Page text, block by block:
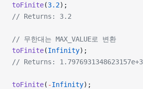
toFinite(3.2);
// Returns: 3.2
// 무한대는 MAX_VALUE로 변환
toFinite(Infinity);
// Returns:
toFinite( -Infinity);